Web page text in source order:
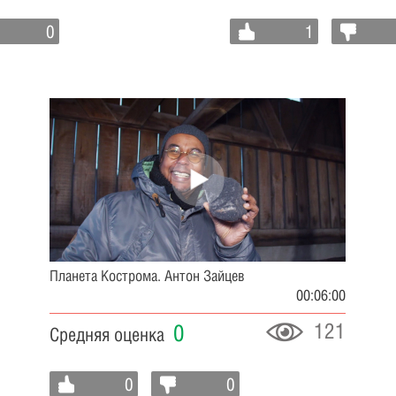
0 1
Планета Кострома. Антон Зайцев
00:06:00
Средняя оценка 0 121
0 0